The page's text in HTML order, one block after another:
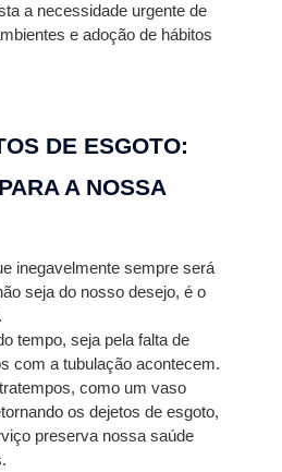
a necessidade urgente de
e adoção de hábitos
DE ESGOTO:
A NOSSA
inegavelmente sempre será
seja do nosso desejo, é o
tempo, seja pela falta de
com a tubulação acontecem.
como um vaso
os dejetos de esgoto,
preserva nossa saúde